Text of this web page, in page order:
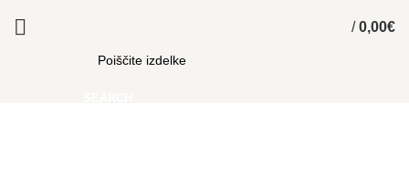
/ 0,00€